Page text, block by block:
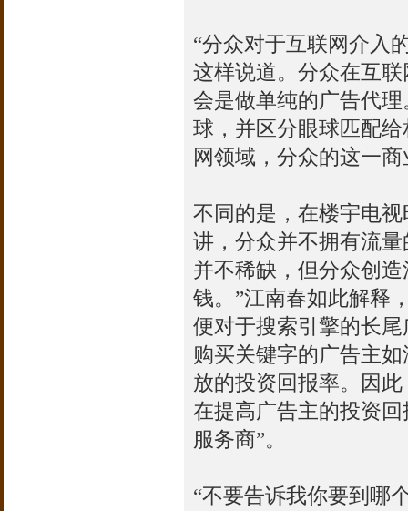
“分众对于互联网介入
这样说道。分众在互
会是做单纯的广告代
球，并区分眼球匹配
网领域，分众的这一
不同的是，在楼宇电
讲，分众并不拥有流
并不稀缺，但分众创
钱。”江南春如此解释
便对于搜索引擎的长
购买关键字的广告主
放的投资回报率。因
在提高广告主的投资
服务商”。
“不要告诉我你要到哪